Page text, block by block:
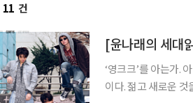
11 건
[윤나래의 세대
‘영크크’를 아는가.
이다. 젊고 새로운